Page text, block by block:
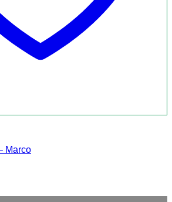
Marco